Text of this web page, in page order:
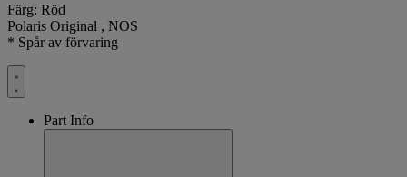
Färg: Röd
Polaris Original , NOS
* Spår av förvaring
Part Info